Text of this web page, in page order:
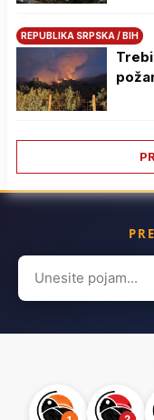
REPUBLIKA SRPSKA / BIH
Search
for: